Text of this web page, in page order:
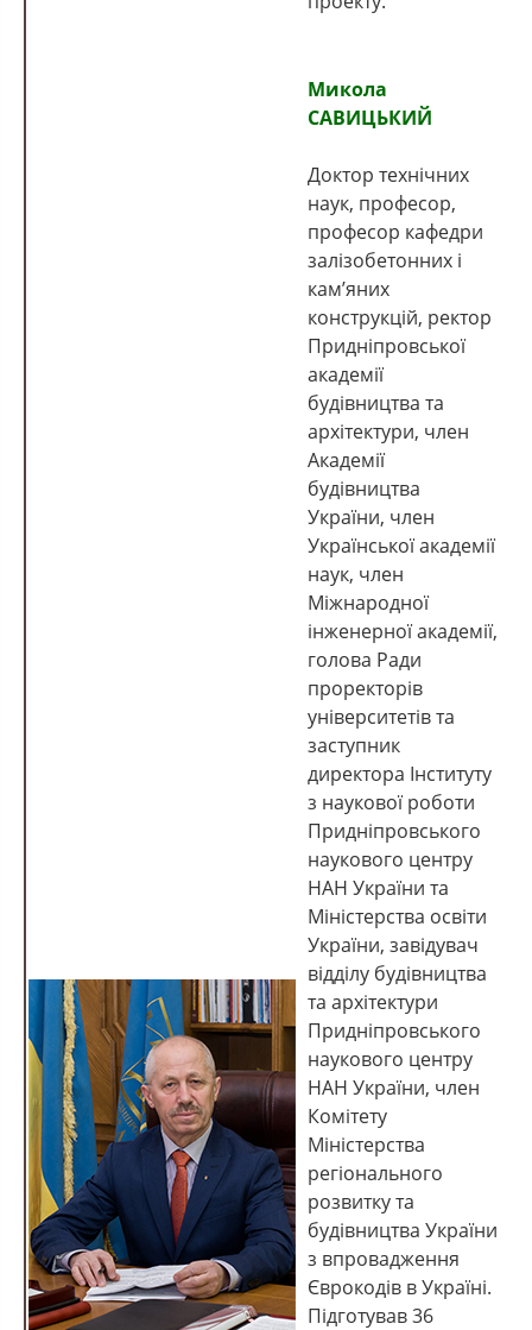
Микола
САВИЦЬКИЙ
Доктор технічних
наук, професор,
професор кафедри
залізобетонних і
кам’яних
конструкцій, ректор
Придніпровської
академії
будівництва та
архітектури, член
Академії
будівництва
України, член
Української академії
наук, член
Міжнародної
інженерної академії,
голова Ради
проректорів
університетів та
заступник
директора Інституту
з наукової роботи
Придніпровського
наукового центру
НАН України та
Міністерства освіти
України, завідувач
відділу будівництва
та архітектури
Придніпровського
наукового центру
НАН України, член
Комітету
Міністерства
регіонального
розвитку та
будівництва України
з впровадження
Єврокодів в Україні.
Підготував 36